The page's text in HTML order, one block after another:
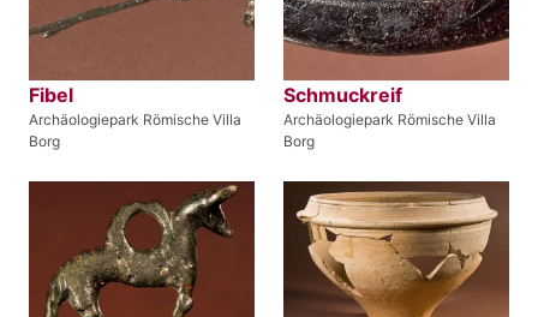
Fibel
Archäologiepark Römische Villa
Borg
Schmuckreif
Archäologiepark Römische Villa
Borg